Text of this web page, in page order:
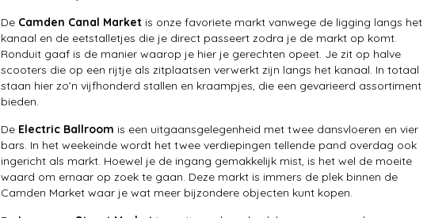
De Camden Canal Market is onze favoriete markt vanwege de ligging langs het
kanaal en de eetstalletjes die je direct passeert zodra je de markt op komt.
Ronduit gaaf is de manier waarop je hier je gerechten opeet. Je zit op halve
scooters die op een rijtje als zitplaatsen verwerkt zijn langs het kanaal. In totaal
staan hier zo’n vijfhonderd stallen en kraampjes, die een gevarieerd assortiment
bieden.
De Electric Ballroom is een uitgaansgelegenheid met twee dansvloeren en vier
bars. In het weekeinde wordt het twee verdiepingen tellende pand overdag ook
ingericht als markt. Hoewel je de ingang gemakkelijk mist, is het wel de moeite
waard om ernaar op zoek te gaan. Deze markt is immers de plek binnen de
Camden Market waar je wat meer bijzondere objecten kunt kopen.